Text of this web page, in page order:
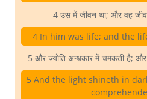
4 उस में जीवन था; और वह
4 In him was life; and the
5 और ज्योति अन्धकार में चमकती है;
5 And the light shineth in